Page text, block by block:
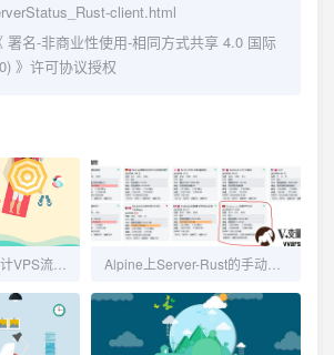
client.html
署名-非商业性使用-相同方式共享 4.0 国际
》许可协议授权